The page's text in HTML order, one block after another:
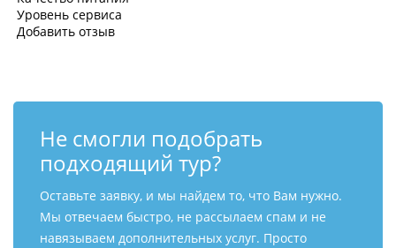
Уровень сервиса
Добавить отзыв
Не смогли подобрать
подходящий тур?
Оставьте заявку, и мы найдем то, что Вам нужно.
Мы отвечаем быстро, не рассылаем спам и не
навязываем дополнительных услуг. Просто